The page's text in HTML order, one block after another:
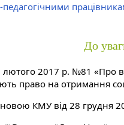
До
лютого 2017 р. №81 «Про
право на отримання
КМУ від 28